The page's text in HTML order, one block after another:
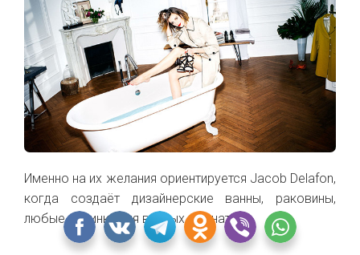
Именно на их желания ориентируется Jacob Delafon,
когда создаёт дизайнерские ванны, раковины,
любые новинки для ванных комнат.